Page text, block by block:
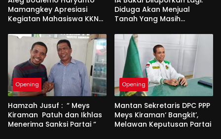
Mamangkey Apresiasi
Kegiatan Mahasiswa KKN
Diduga Akan Menjual
Tanah Yang Masih
Opening
Hamzah Jusuf : “ Meys
Kiraman Patuh dan Ikhlas
Menerima Sanksi Partai “
Opening
Mantan Sekretaris DPC PPP
Meys Kiraman‘ Bangkit’,
Melawan Keputusan Partai